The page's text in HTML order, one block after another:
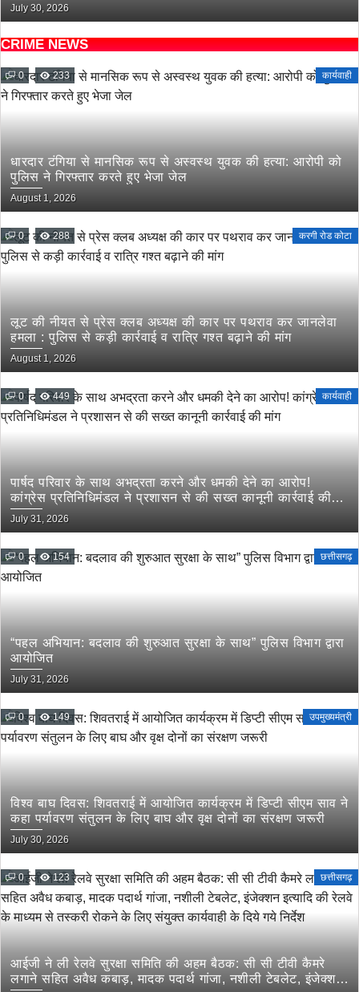
July 30, 2026
CRIME NEWS
0 233 कार्यवाही
धारदार टंगिया से मानसिक रूप से अस्वस्थ युवक की हत्या: आरोपी को
पुलिस ने गिरफ्तार करते हुए भेजा जेल
August 1, 2026
0 288 करगी रोड कोटा
लूट की नीयत से प्रेस क्लब अध्यक्ष की कार पर पथराव कर जानलेवा
हमला : पुलिस से कड़ी कार्रवाई व रात्रि गश्त बढ़ाने की मांग
August 1, 2026
0 449 कार्यवाही
पार्षद परिवार के साथ अभद्रता करने और धमकी देने का आरोप!
कांग्रेस प्रतिनिधिमंडल ने प्रशासन से की सख्त कानूनी कार्रवाई की
मांग
July 31, 2026
0 154 छत्तीसगढ़
“पहल अभियान: बदलाव की शुरुआत सुरक्षा के साथ” पुलिस विभाग द्वारा
आयोजित
July 31, 2026
0 149 उपमुख्यमंत्री
विश्व बाघ दिवस: शिवतराई में आयोजित कार्यक्रम में डिप्टी सीएम साव ने
कहा पर्यावरण संतुलन के लिए बाघ और वृक्ष दोनों का संरक्षण जरूरी
July 30, 2026
0 123 छत्तीसगढ़
आईजी ने ली रेलवे सुरक्षा समिति की अहम बैठक: सी सी टीवी कैमरे
लगाने सहित अवैध कबाड़, मादक पदार्थ गांजा, नशीली टेबलेट, इंजेक्शन